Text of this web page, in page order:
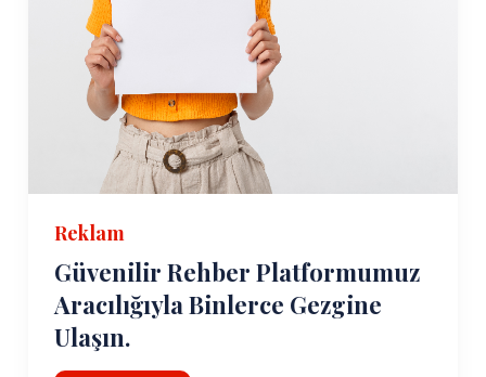
Reklam
Güvenilir Rehber Platformumuz
Aracılığıyla Binlerce Gezgine
Ulaşın.